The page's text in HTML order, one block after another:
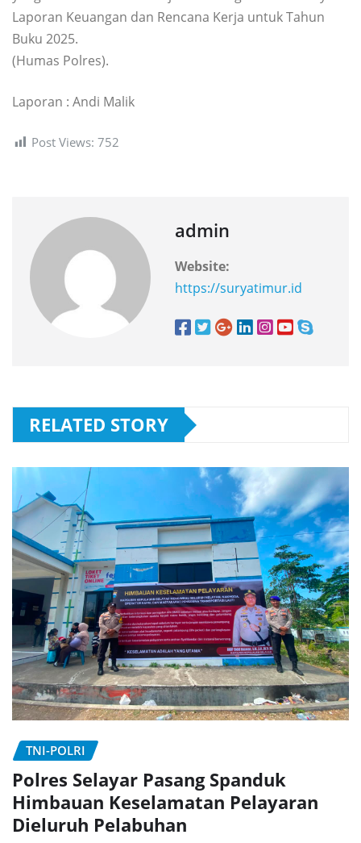
Laporan Keuangan dan Rencana Kerja untuk Tahun
Buku 2025.
(Humas Polres).
Laporan : Andi Malik
Post Views: 752
admin
Website:
https://suryatimur.id
RELATED STORY
TNI-POLRI
Polres Selayar Pasang Spanduk
Himbauan Keselamatan Pelayaran
Dieluruh Pelabuhan